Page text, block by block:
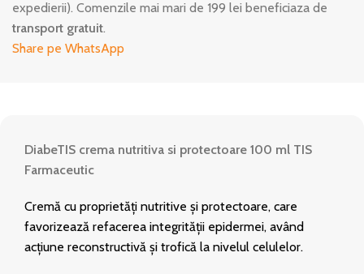
expedierii). Comenzile mai mari de 199 lei beneficiaza de
transport gratuit.
Share pe WhatsApp
DiabeTIS crema nutritiva si protectoare 100 ml TIS
Farmaceutic
Cremă cu proprietăți nutritive și protectoare, care
favorizează refacerea integrității epidermei, având
acțiune reconstructivă și trofică la nivelul celulelor.